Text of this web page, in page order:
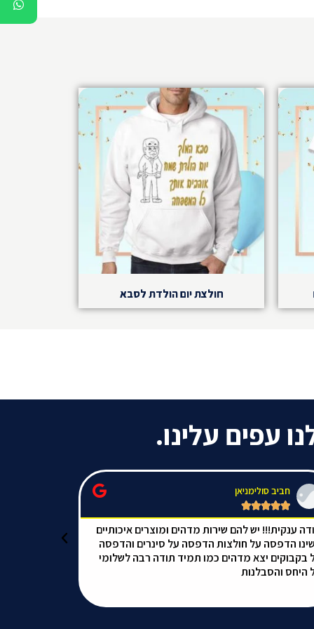
חולצת יום הולדת לסבא
עפים עלינו.
חביב סולימניאן





ענקית!!! יש להם שירות מדהים ומוצרים איכותיים
הדפסה על חולצות הדפסה על סינרים והדפסה
בקבוקים יצא מדהים כמו תמיד תודה רבה לשלומי
היחס והסבלנות